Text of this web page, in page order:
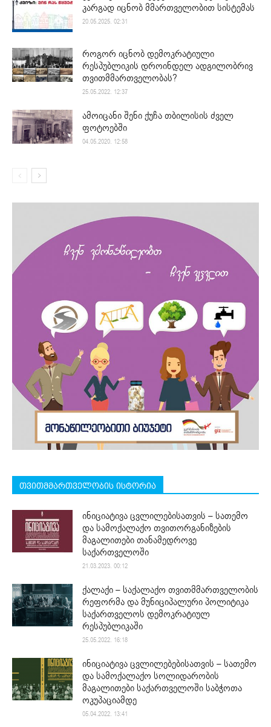
კარგად იცნობ მმართველობით სისტემას
20.05.2025. 02:31
როგორ იცნობ დემოკრატიული
რესპუბლიკის დროინდელ ადგილობრივ
თვითმმართველობას?
25.05.2022. 12:37
ამოიცანი შენი ქუჩა თბილისის ძველ
ფოტოებში
04.05.2020. 12:58
თვითმმართველობის ისტორია
ინიციატივა ცვლილებისათვის – სათემო
და სამოქალაქო თვითორგანიზების
მაგალითები თანამედროვე
საქართველოში
21.03.2023. 00:12
ქალაქი – საქალაქო თვითმმართველობის
რეფორმა და მუნიციპალური პოლიტიკა
საქართველოს დემოკრატიულ
რესპუბლიკაში
25.05.2022. 16:18
ინიციატივა ცვლილებებისათვის – სათემო
და სამოქალაქო სოლიდარობის
მაგალითები საქართველოში საბჭოთა
ოკუპაციამდე
05.04.2022. 13:41